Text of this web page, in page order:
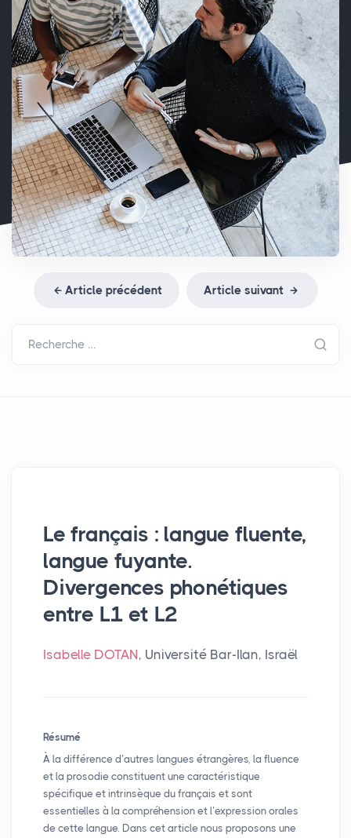
Article précédent Article suivant
Recherche …
Le français : langue fluente,
langue fuyante.
Divergences phonétiques
entre L1 et L2
Isabelle DOTAN, Université Bar-Ilan, Israël
Résumé
À la différence d’autres langues étrangères, la fluence
et la prosodie constituent une caractéristique
spécifique et intrinsèque du français et sont
essentielles à la compréhension et l’expression orales
de cette langue. Dans cet article nous proposons une